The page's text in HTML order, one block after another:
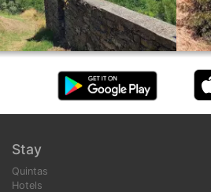
Stay
Quintas
Hotels